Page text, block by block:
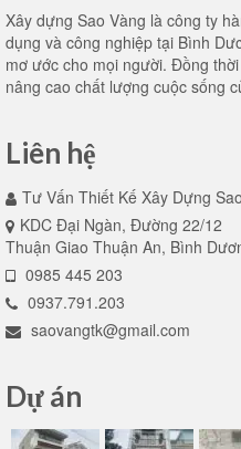
Xây dựng Sao Vàng là công ty
dụng và công nghiệp tại Bình
mơ ước cho mọi người. Đồng
nâng cao chất lượng cuộc sống
Liên hệ
Tư Vấn Thiết Kế Xây Dựng
KDC Đại Ngàn, Đường 22/12
Thuận Giao Thuận An, Bình
0985 445 203
0937.791.203
saovangtk@gmail.com
Dự án